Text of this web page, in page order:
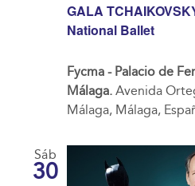
GALA
National Ballet
Fycma - Palacio de
Málaga. Avenida
Málaga, Málaga,
Sáb
30